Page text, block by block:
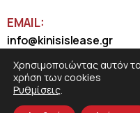
EMAIL:
info@kinisislease.gr
Χρησιμοποιώντας αυτόν
χρήση των cookies
Ρυθμίσεις.